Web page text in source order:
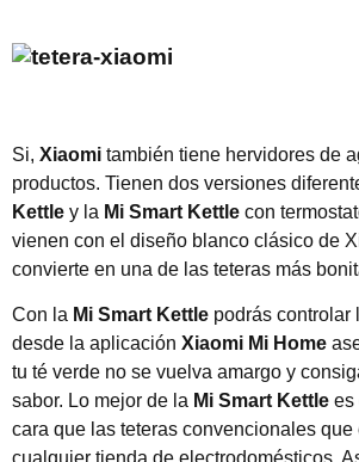
Si, Xiaomi también tiene hervidores de
productos. Tienen dos versiones
Kettle y la Mi Smart Kettle con
vienen con el diseño blanco clásico de
convierte en una de las teteras más
Con la Mi Smart Kettle podrás controlar
desde la aplicación Xiaomi Mi Home
tu té verde no se vuelva amargo y
sabor. Lo mejor de la Mi Smart Kettle es
cara que las teteras convencionales que